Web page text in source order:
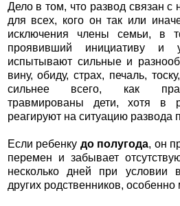
Дело в том, что развод связан с
для всех, кого он так или
исключения члены семьи, в
проявивший инициативу и
испытывают сильные и
вину, обиду, страх, печаль,
сильнее всего, как
травмированы дети, хотя в
реагируют на ситуацию развода
Если ребенку до полугода, он
перемен и забывает
несколько дней при условии
других родственников, особенно